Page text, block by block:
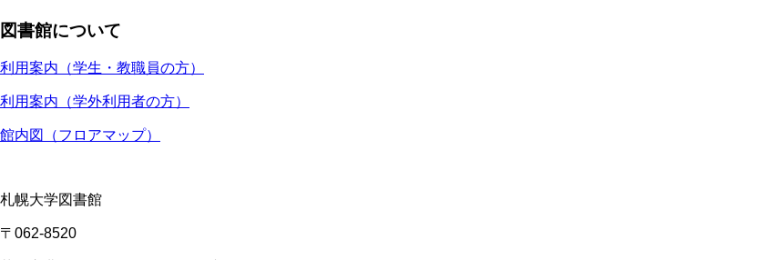
図書館について
利用案内（学生・教職員の方）
利用案内（学外利用者の方）
館内図（フロアマップ）
札幌大学図書館
〒062-8520